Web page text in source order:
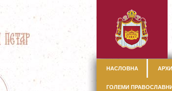
НАСЛОВНА
ГОЛЕМИ